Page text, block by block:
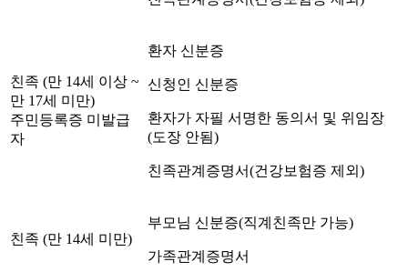
친족 (만 14세 이상 ~
만 17세 미만)
주민등록증 미발급
자
환자 신분증
신청인 신분증
환자가 자필 서명한 동의서 및 위임장
(도장 안됨)
친족관계증명서(건강보험증 제외)
친족 (만 14세 미만)
부모님 신분증(직계친족만 가능)
가족관계증명서